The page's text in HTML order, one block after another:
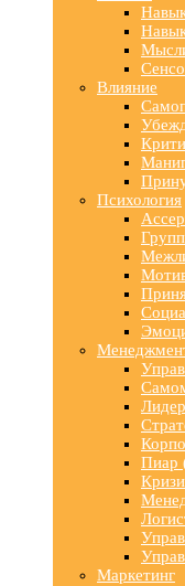
Влияние
Психология
Пиар
Маркетинг